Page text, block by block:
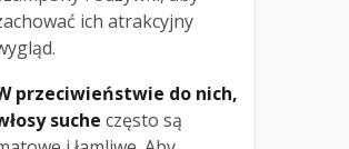
ich atrakcyjny
przeciwieństwie do nich,
suche często są